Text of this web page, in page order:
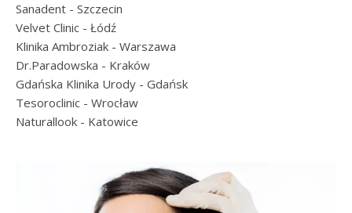
Sanadent - Szczecin
Velvet Clinic - Łódź
Klinika Ambroziak - Warszawa
Dr.Paradowska - Kraków
Gdańska Klinika Urody - Gdańsk
Tesoroclinic - Wrocław
Naturallook - Katowice